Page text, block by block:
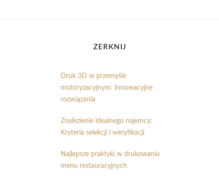
ZERKNIJ
Druk 3D w przemyśle
motoryzacyjnym: Innowacyjne
rozwiązania
Znalezienie idealnego najemcy:
Kryteria selekcji i weryfikacji
Najlepsze praktyki w drukowaniu
menu restauracyjnych